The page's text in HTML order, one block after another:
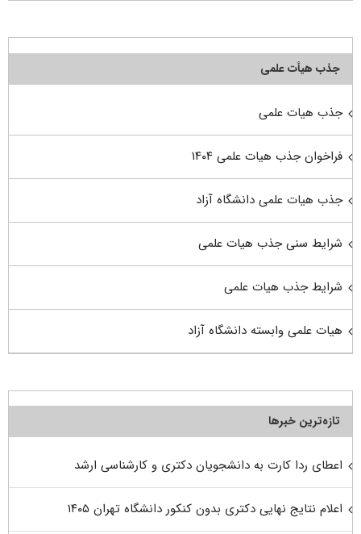
جذب هیأت علمی
جذب هیات علمی
فراخوان جذب هیات علمی ۱۴۰۴
جذب هیات علمی دانشگاه آزاد
شرایط سنی جذب هیات علمی
شرایط جذب هیات علمی
هیات علمی وابسته دانشگاه آزاد
تازه‌ترین خبرها
اعطای ردا کارت به دانشجویان دکتری و کارشناسی ارشد
اعلام نتایج نهایی دکتری بدون کنکور دانشگاه تهران ۱۴۰۵